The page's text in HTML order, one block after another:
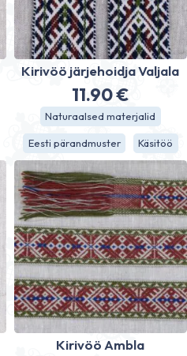
Kirivöö järjehoidja Valjala
11.90€
Naturaalsed materjalid
Eesti pärandmuster Käsitöö
Kirivöö Ambla